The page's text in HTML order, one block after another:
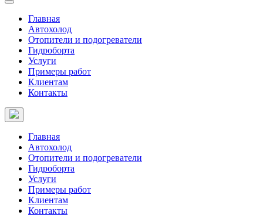
Главная
Автохолод
Отопители и подогреватели
Гидроборта
Услуги
Примеры работ
Клиентам
Контакты
Главная
Автохолод
Отопители и подогреватели
Гидроборта
Услуги
Примеры работ
Клиентам
Контакты